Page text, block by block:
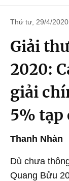
Thứ tư, 29/4/
Giải
2020:
giải
5% tạp
Thanh Nhàn
Dù chưa
Quang Bửu